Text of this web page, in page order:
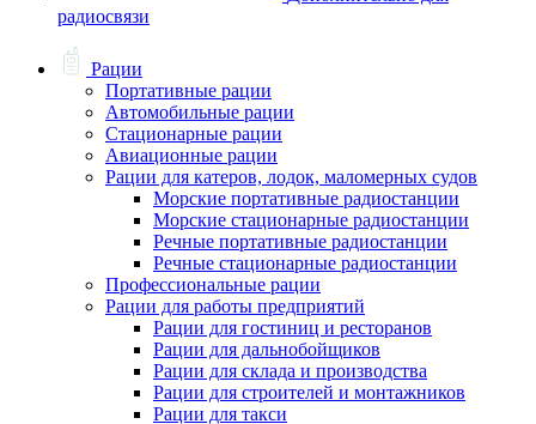
радиосвязи
Рации
Портативные рации
Автомобильные рации
Стационарные рации
Авиационные рации
Рации для катеров, лодок, маломерных судов
Морские портативные радиостанции
Морские стационарные радиостанции
Речные портативные радиостанции
Речные стационарные радиостанции
Профессиональные рации
Рации для работы предприятий
Рации для гостиниц и ресторанов
Рации для дальнобойщиков
Рации для склада и производства
Рации для строителей и монтажников
Рации для такси